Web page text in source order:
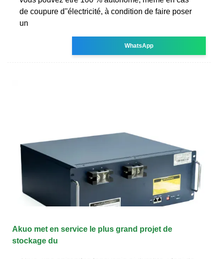
de coupure d''électricité, à condition de faire poser
un
WhatsApp
Akuo met en service le plus grand projet de
stockage du